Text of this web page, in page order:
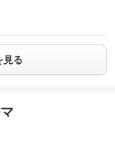
見る